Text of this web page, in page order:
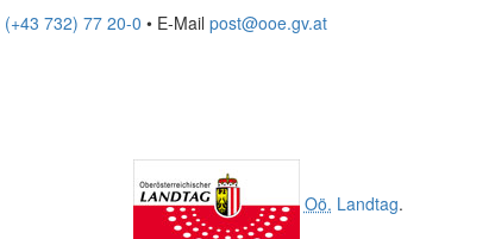
(+43 732) 77 20-0 • E-Mail post@ooe.gv.at
Oö. Landtag.